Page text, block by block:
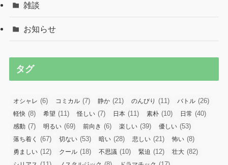
雑談
お知らせ
タグ
オシャレ (6) コミカル (7) 静か (21) のんびり (11) バトル (26)
軽快 (8) 希望 (11) 怪しい (7) 日本 (11) 素朴 (10) 日常 (40)
感動 (7) 明るい (69) 前向き (6) 楽しい (39) 優しい (53)
落ち着く (67) 切ない (53) 暗い (28) 悲しい (21) 怖い (8)
勇ましい (12) クール (18) 不思議 (10) 緊迫 (12) 壮大 (82)